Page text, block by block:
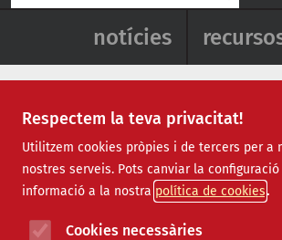
Respectem la teva privacitat!
Utilitzem cookies pròpies i de tercers per a
nostres serveis. Pots canviar la
informació a la nostra política de cookies
Cookies necessàries
Navegació
notícies
caritas barcelona